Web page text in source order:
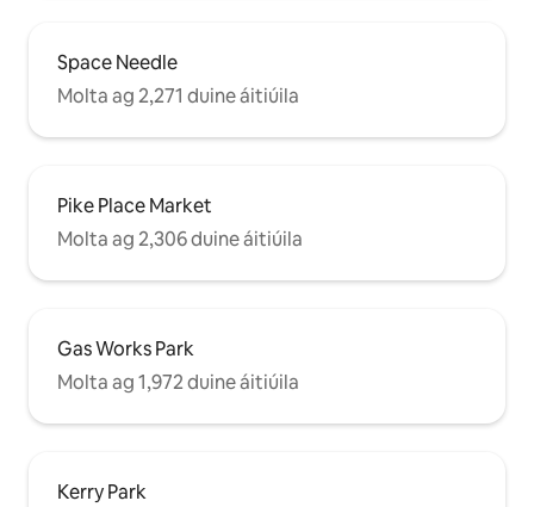
Space Needle
Molta ag 2,271 duine áitiúila
Pike Place Market
Molta ag 2,306 duine áitiúila
Gas Works Park
Molta ag 1,972 duine áitiúila
Kerry Park